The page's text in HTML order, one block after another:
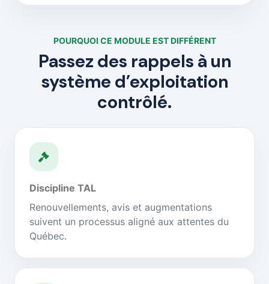
POURQUOI CE MODULE EST DIFFÉRENT
Passez des rappels à un
système d’exploitation
contrôlé.
Discipline TAL
Renouvellements, avis et augmentations
suivent un processus aligné aux attentes du
Québec.